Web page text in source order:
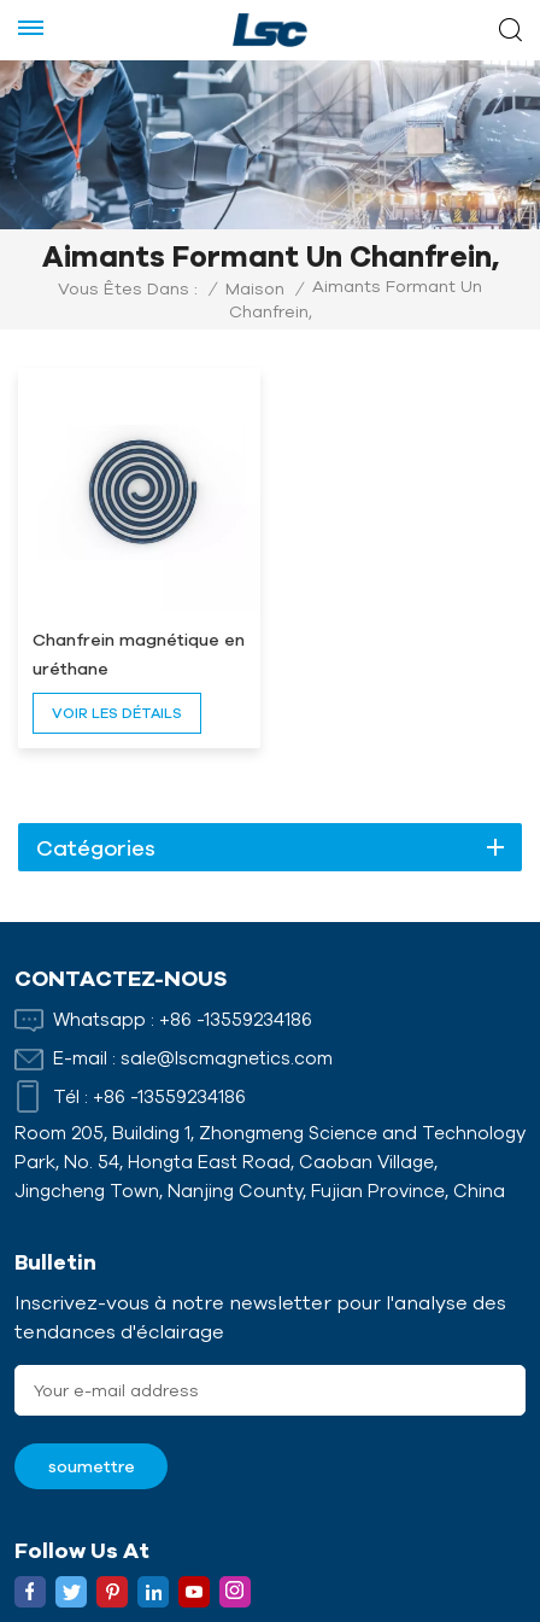
Aimants Formant Un Chanfrein,
Vous Êtes Dans : / Maison / Aimants Formant Un
Chanfrein,
Chanfrein magnétique en
uréthane
VOIR LES DÉTAILS
Catégories
CONTACTEZ-NOUS
Whatsapp : +86 -13559234186
E-mail : sale@lscmagnetics.com
Tél : +86 -13559234186
Room 205, Building 1, Zhongmeng Science and Technology
Park, No. 54, Hongta East Road, Caoban Village,
Jingcheng Town, Nanjing County, Fujian Province, China
Bulletin
Inscrivez-vous à notre newsletter pour l'analyse des
tendances d'éclairage
Follow Us At